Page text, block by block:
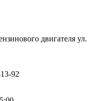
двигателя ул.
92